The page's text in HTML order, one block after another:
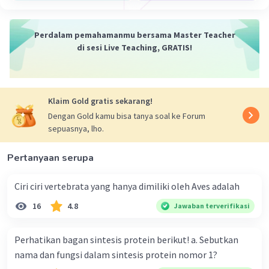
4. Hewan transgenik: Sama seperti tanaman, hewan juga
bisa dimodifikasi secara genetik untuk berbagai tujuan,
seperti produksi obat atau peningkatan produksi susu.
5. Antibodi monoklonal: Antibodi monoklonal adalah
Antibodi ini digunakan dalam berbagai aplikasi medis,
Kesimpulan:
Jadi, lima contoh bioteknologi modern adalah vaksin,
bayi tabung, tanaman transgenik, hewan transgenik,
dan antibodi monoklonal. Semoga penjelasan ini
bioteknologi modern. Selamat belajar! 🙂
Beri Rating Balas
07 Januari 2024 14:21
terima kasih kak
Perdalam pemahamanmu bersama Master Teacher
di sesi Live Teaching, GRATIS!
Klaim Gold gratis sekarang!
Dengan Gold kamu bisa tanya soal ke Forum
sepuasnya, lho.
Pertanyaan serupa
Ciri ciri vertebrata yang hanya dimiliki oleh Aves adalah
16 4.8 Jawaban terverifikasi
Perhatikan bagan sintesis protein berikut! a. Sebutkan
nama dan fungsi dalam sintesis protein nomor 1?